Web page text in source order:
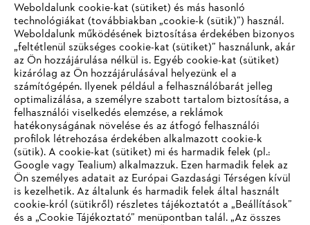
#STIHL
Vállalat
STIHL GYIK
Weboldalunk cookie-kat (sütiket) és más hasonló
technológiákat (továbbiakban „cookie-k (sütik)”) használ.
Weboldalunk működésének biztosítása érdekében bizonyos
„feltétlenül szükséges cookie-kat (sütiket)” használunk, akár
az Ön hozzájárulása nélkül is. Egyéb cookie-kat (sütiket)
kizárólag az Ön hozzájárulásával helyezünk el a
számítógépén. Ilyenek például a felhasználóbarát jelleg
optimalizálása, a személyre szabott tartalom biztosítása, a
felhasználói viselkedés elemzése, a reklámok
hatékonyságának növelése és az átfogó felhasználói
profilok létrehozása érdekében alkalmazott cookie-k
(sütik). A cookie-kat (sütiket) mi és harmadik felek (pl.:
Google vagy Tealium) alkalmazzuk. Ezen harmadik felek az
Ön személyes adatait az Európai Gazdasági Térségen kívül
is kezelhetik. Az általunk és harmadik felek által használt
cookie-król (sütikről) részletes tájékoztatót a „Beállítások”
és a „Cookie Tájékoztató” menüpontban talál. „Az összes